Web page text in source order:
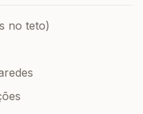
no teto)